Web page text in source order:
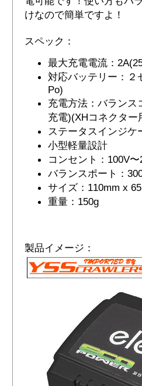
けなので簡単ですよ！
スペック：
最大充電電流：
対応バッテリー：２
Po)
充電方法：バランス
充電)(XHコネクター
ステータスインジケ
小型軽量設計
コンセント：100V
バランスポート：
サイズ：110mm x
重量：150g
製品イメージ：